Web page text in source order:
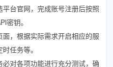
平台官网，完成账号注册后按照
密钥。
面，根据实际需求开启相应的服
任务等。
对各项功能进行充分测试，确